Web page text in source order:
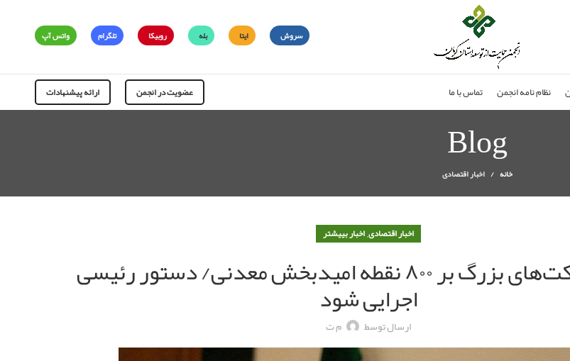
سروش ایتا بله روبیکا تلگرام واتس آپ
نظام نامه انجمن تماس با ما عضویت در انجمن ارائه پیشنهادات
Blogخانه اخبار اقتصادی
اخبار اقتصادی,اخبار بییشتر
سیطره شرکت‌های ‌بزرگ بر ۸۰۰ نقطه امیدبخش معدنی/ دستور رئیسی
اجرایی شود
ارسال توسط م ت